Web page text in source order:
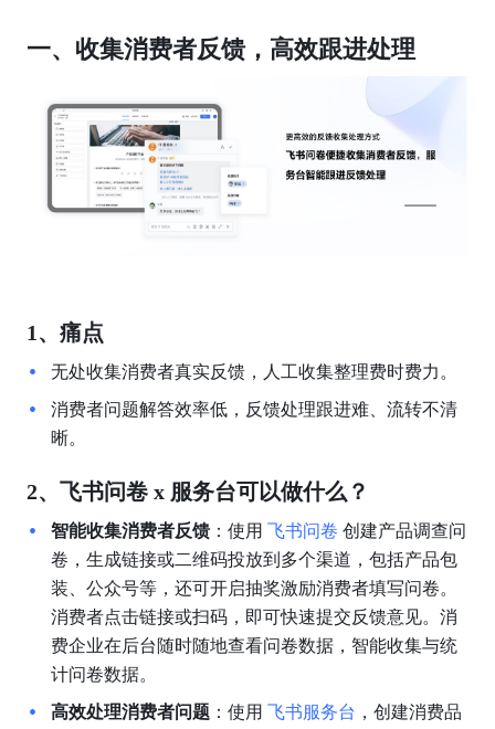
一、收集消费者反馈，高效跟进处理
1、痛点
无处收集消费者真实反馈，人工收集整理费时费力。
消费者问题解答效率低，反馈处理跟进难、流转不清
晰。
2、飞书问卷 x 服务台可以做什么？
智能收集消费者反馈：使用 飞书问卷 创建产品调查问
卷，生成链接或二维码投放到多个渠道，包括产品包
装、公众号等，还可开启抽奖激励消费者填写问卷。
消费者点击链接或扫码，即可快速提交反馈意见。消
费企业在后台随时随地查看问卷数据，智能收集与统
计问卷数据。
高效处理消费者问题：使用 飞书服务台 ，创建消费品